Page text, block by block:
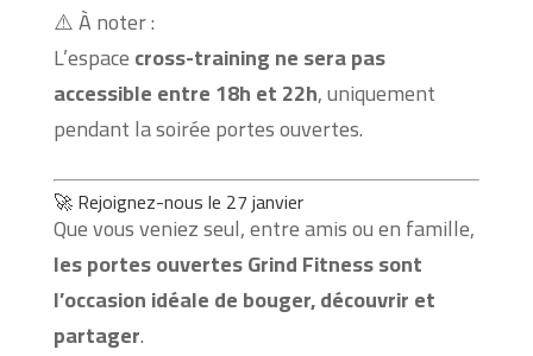
⚠️ À noter :
L’espacecross-training ne sera pas
accessible entre 18h et 22h, uniquement
pendant la soirée portes ouvertes.
🚀 Rejoignez-nous le 27 janvier
Que vous veniez seul, entre amis ou en famille,
les portes ouvertes Grind Fitness sont
l’occasion idéale de bouger, découvrir et
partager.